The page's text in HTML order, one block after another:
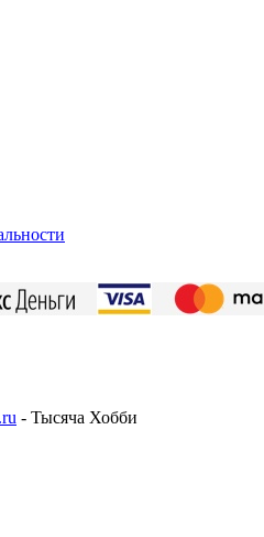
- Тысяча Хобби